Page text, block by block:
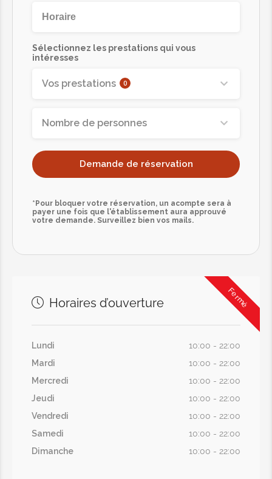
Sélectionnez les prestations qui vous
intéresses
Vos prestations 0
Nombre de personnes
Demande de réservation
*Pour bloquer votre réservation, un acompte sera à
payer une fois que l'établissement aura approuvé
votre demande. Surveillez bien vos mails.
Fermé
Horaires d’ouverture
Lundi
10:00 - 22:00
Mardi
10:00 - 22:00
Mercredi
10:00 - 22:00
Jeudi
10:00 - 22:00
Vendredi
10:00 - 22:00
Samedi
10:00 - 22:00
Dimanche
10:00 - 22:00